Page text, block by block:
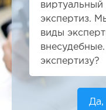
экспертиз.
виды
экспертизу?
Да,